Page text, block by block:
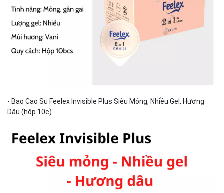
- Bao Cao Su Feelex Invisible Plus Siêu Mỏng, Nhiều Gel, Hương
Dâu (hộp 10c)